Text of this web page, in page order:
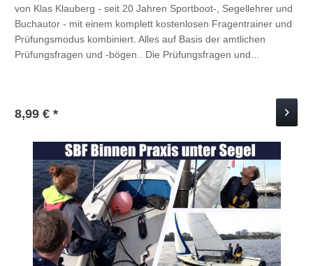
von Klas Klauberg - seit 20 Jahren Sportboot-, Segellehrer und
Buchautor - mit einem komplett kostenlosen Fragentrainer und
Prüfungsmodus kombiniert. Alles auf Basis der amtlichen
Prüfungsfragen und -bögen.. Die Prüfungsfragen und...
8,99 € *